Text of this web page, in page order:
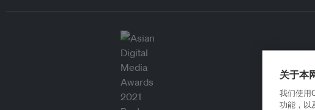
关于本
我们使用
功能，以